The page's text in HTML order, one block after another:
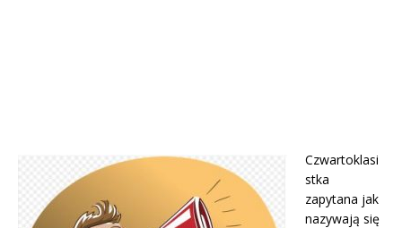
Czwartoklasi
stka
zapytana jak
nazywają się